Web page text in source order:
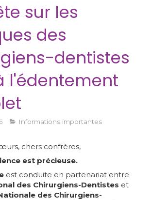
sur les
des
dentistes
l'édentement
Informations importantes
chers confrères,
est précieuse.
est conduite en partenariat entre
des Chirurgiens-Dentistes et
des Chirurgiens-